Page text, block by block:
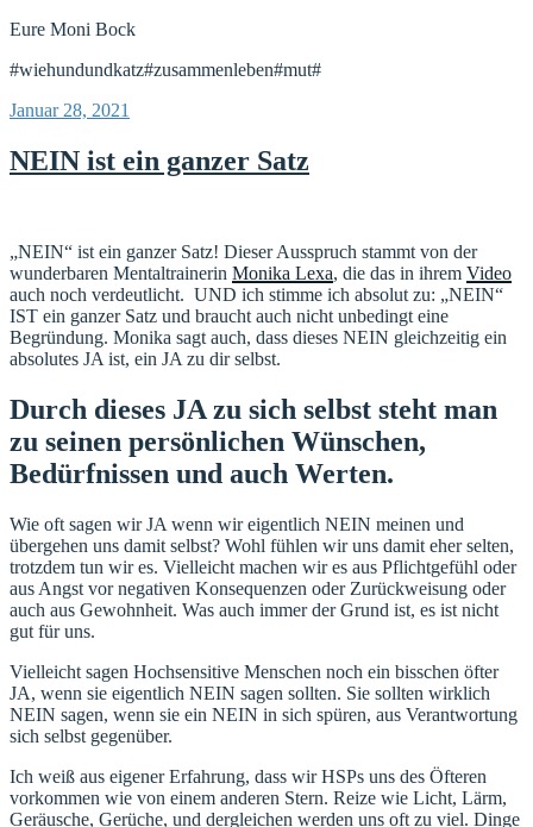
Eure Moni Bock
#wiehundundkatz#zusammenleben#mut#
Veröffentlicht
Januar 28, 2021
NEIN ist ein ganzer Satz
„NEIN“ ist ein ganzer Satz! Dieser Ausspruch stammt von der
wunderbaren Mentaltrainerin Monika Lexa, die das in ihrem Video
auch noch verdeutlicht. UND ich stimme ich absolut zu: „NEIN“
IST ein ganzer Satz und braucht auch nicht unbedingt eine
Begründung. Monika sagt auch, dass dieses NEIN gleichzeitig ein
absolutes JA ist, ein JA zu dir selbst.
Durch dieses JA zu sich selbst steht man
zu seinen persönlichen Wünschen,
Bedürfnissen und auch Werten.
Wie oft sagen wir JA wenn wir eigentlich NEIN meinen und
übergehen uns damit selbst? Wohl fühlen wir uns damit eher selten,
trotzdem tun wir es. Vielleicht machen wir es aus Pflichtgefühl oder
aus Angst vor negativen Konsequenzen oder Zurückweisung oder
auch aus Gewohnheit. Was auch immer der Grund ist, es ist nicht
gut für uns.
Vielleicht sagen Hochsensitive Menschen noch ein bisschen öfter
JA, wenn sie eigentlich NEIN sagen sollten. Sie sollten wirklich
NEIN sagen, wenn sie ein NEIN in sich spüren, aus Verantwortung
sich selbst gegenüber.
Ich weiß aus eigener Erfahrung, dass wir HSPs uns des Öfteren
vorkommen wie von einem anderen Stern. Reize wie Licht, Lärm,
Geräusche, Gerüche, und dergleichen werden uns oft zu viel. Dinge